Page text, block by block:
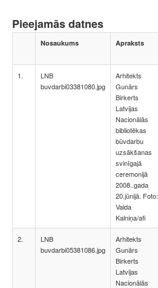
Pieejamās datnes
Nosaukums Apraksts
1.
LNB
buvdarbi03381080.jpg
Arhitekts
Gunārs
Birkerts
Latvijas
Nacionālās
bibliotēkas
būvdarbu
uzsākšanas
svinīgajā
ceremonijā
2008..gada
20.jūnijā. Foto:
Valda
Kalniņa/afi
2.
LNB
buvdarbi05381086.jpg
Arhitekts
Gunārs
Birkerts
Latvijas
Nacionālās